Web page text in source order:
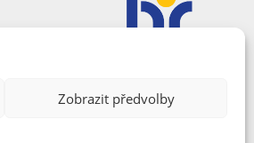
Zobrazit předvolby